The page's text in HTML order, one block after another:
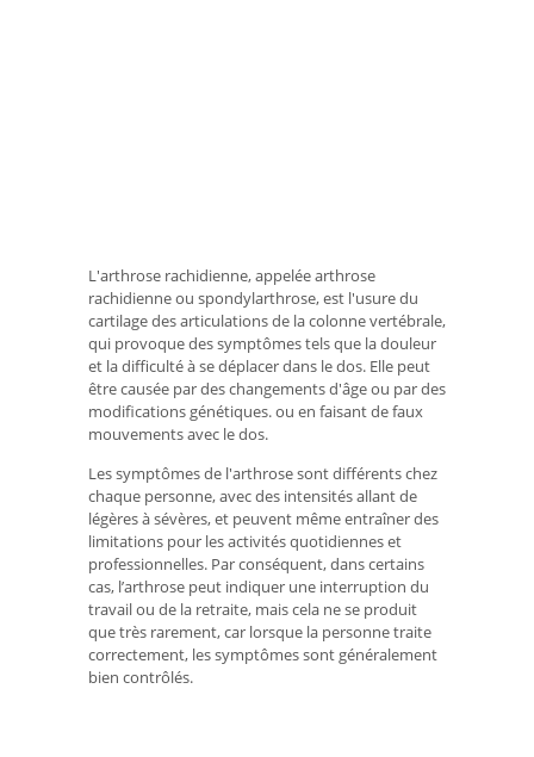
L'arthrose rachidienne, appelée arthrose
rachidienne ou spondylarthrose, est l'usure du
cartilage des articulations de la colonne vertébrale,
qui provoque des symptômes tels que la douleur
et la difficulté à se déplacer dans le dos. Elle peut
être causée par des changements d'âge ou par des
modifications génétiques. ou en faisant de faux
mouvements avec le dos.
Les symptômes de l'arthrose sont différents chez
chaque personne, avec des intensités allant de
légères à sévères, et peuvent même entraîner des
limitations pour les activités quotidiennes et
professionnelles. Par conséquent, dans certains
cas, l’arthrose peut indiquer une interruption du
travail ou de la retraite, mais cela ne se produit
que très rarement, car lorsque la personne traite
correctement, les symptômes sont généralement
bien contrôlés.